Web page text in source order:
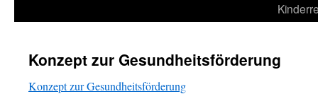
Konzept zur Gesundheitsförderung
Konzept zur Gesundheitsförderung